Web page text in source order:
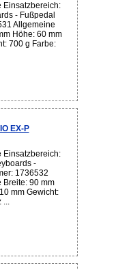
Einsatzbereich:
- Fußpedal
Allgemeine
Höhe: 60 mm
700 g Farbe:
EX-P
Einsatzbereich:
-
1736532
90 mm
mm Gewicht:
...